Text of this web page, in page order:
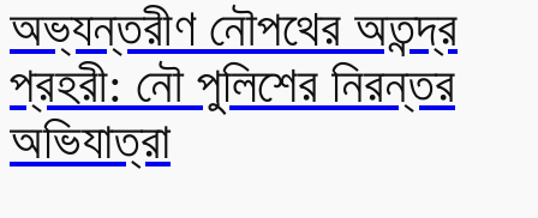
অভ্যন্তরীণ নৌপথের অতন্দ্র
প্রহরী: নৌ পুলিশের নিরন্তর
অভিযাত্রা